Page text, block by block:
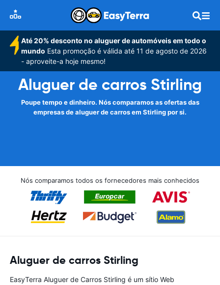
Até 20% desconto no aluguer de automóveis em todo o
mundo Esta promoção é válida até 11 de agosto de 2026
- aproveite-a hoje mesmo!
Aluguer de carros Stirling
Poupe tempo e dinheiro. Nós comparamos as ofertas das
empresas de aluguer de carros em Stirling por si.
Nós comparamos todos os fornecedores mais conhecidos
Aluguer de carros Stirling
EasyTerra Aluguer de Carros Stirling é um sítio Web